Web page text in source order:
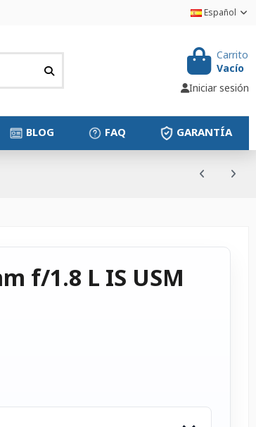
Español
Carrito
Vacío
Iniciar sesión
GARANTÍA
FAQ
BLOG
f/1.8 L IS USM